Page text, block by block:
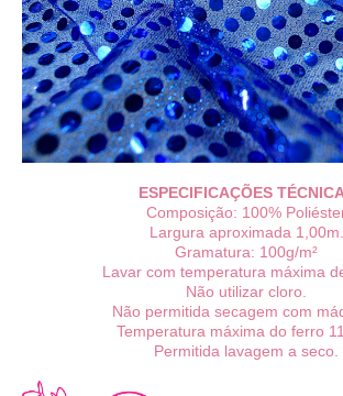
ESPECIFICAÇÕES
Composição: 100%
Largura aproximada 1,00m.
Gramatura: 100g/m²
Lavar com temperatura máxima
Não utilizar cloro.
Não permitida secagem com
Temperatura máxima do ferro
Permitida lavagem a seco.